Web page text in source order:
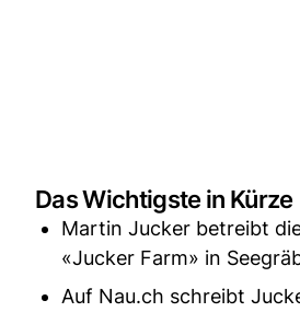
Das Wichtigste in Kürze
Martin Jucker betreibt
«Jucker Farm» in
Auf Nau.ch schreibt